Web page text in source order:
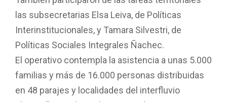
También participaron de las tareas territoriales
las subsecretarias Elsa Leiva, de Políticas
Interinstitucionales, y Tamara Silvestri, de
Políticas Sociales Integrales Ñachec.
El operativo contempla la asistencia a unas 5.000
familias y más de 16.000 personas distribuidas
en 48 parajes y localidades del interfluvio